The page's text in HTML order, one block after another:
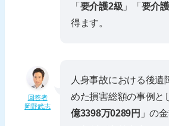
「 要介護2級 」「 要介
得ます。
回答者
岡野武志
人身事故における後遺
めた損害総額の事例と
億3398万0289円 」の